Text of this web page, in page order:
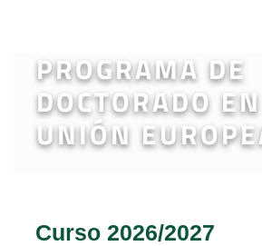
PROGRAMA DE
DOCTORADO EN
UNIÓN
Curso 2026/2027